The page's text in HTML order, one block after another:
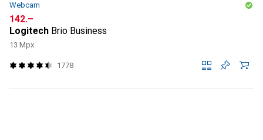
Webcam
CHF
142.–
Logitech Brio Business
13 Mpx
1778